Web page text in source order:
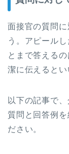
面接官の質問
う。アピール
とまで答える
潔に伝えるとい
以下の記事で
質問と回答例
ださい。